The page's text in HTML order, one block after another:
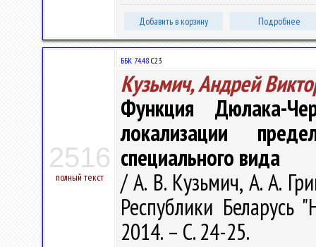
Добавить в корзину Подробнее
2516
полный текст
ББК 74.48 С23
Кузьмич, Андрей
Функция Дюлака-
локализации
специального вида
/ А. В. Кузьмич, А. А.
Республики
2014. – С. 24-25.